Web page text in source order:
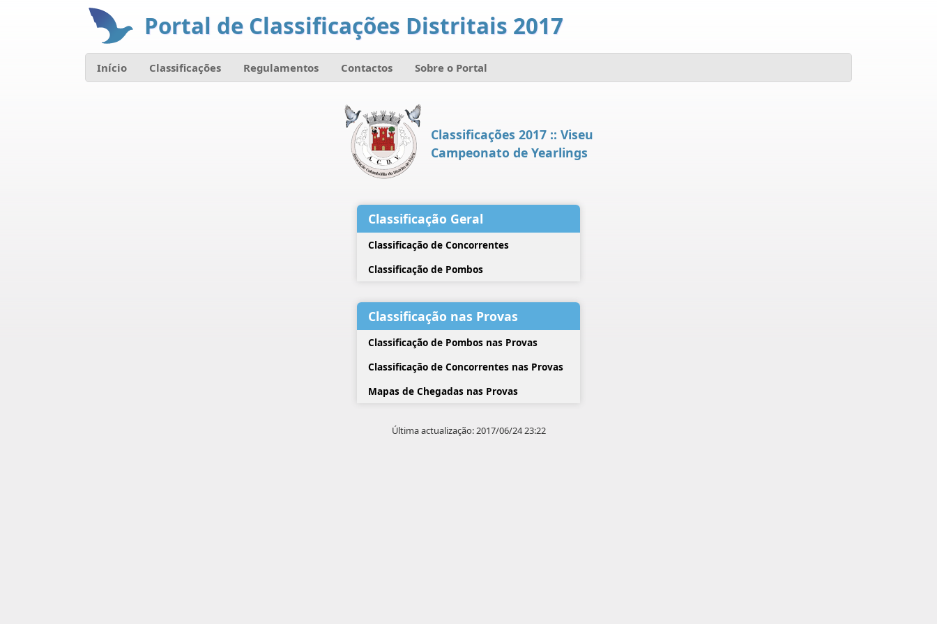
Portal de Classificações Distritais 2017
Início Classificações Regulamentos Contactos Sobre o Portal
Classificações 2017 :: Viseu
Campeonato de Yearlings
Classificação Geral
Classificação de Concorrentes
Classificação de Pombos
Classificação nas Provas
Classificação de Pombos nas Provas
Classificação de Concorrentes nas Provas
Mapas de Chegadas nas Provas
Última actualização: 2017/06/24 23:22